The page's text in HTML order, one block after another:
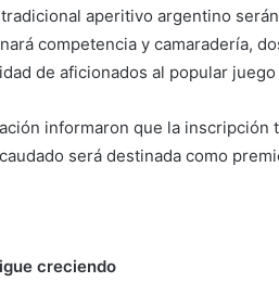
aperitivo argentino
competencia y camaradería,
de aficionados al popular juego
informaron que la
será destinada como
creciendo